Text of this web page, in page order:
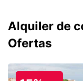
Alquiler de
Ofertas